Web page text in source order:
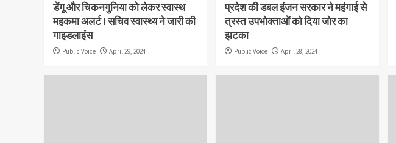
डेंगू और चिकनगुनिया को लेकर स्वास्थ
महकमा अलर्ट ! सचिव स्वास्थ्य ने जारी की
गाइडलाइंस
Public Voice April 29, 2024
प्रदेश की डबल इंजन सरकार ने महंगाई से
त्रस्त उपभोक्ताओं को दिया जोर का
झटका
Public Voice April 28, 2024